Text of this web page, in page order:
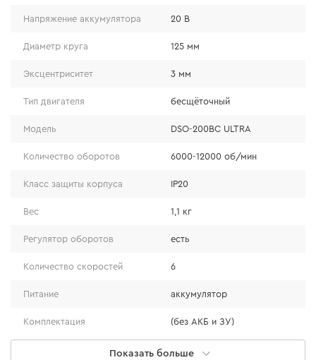
Инструмент имеет прорезиненный корпус и
удерживать его во время работы.
Быстрая остановка двигателя уберегает
повреждения.
Напряжение аккумулятора 20 В
Диаметр круга 125 мм
Эксцентриситет 3 мм
Тип двигателя бесщёточный
Модель DSO-200BC ULTRA
Количество оборотов 6000-12000 об/мин
Класс защиты корпуса IP20
Вес 1,1 кг
Регулятор оборотов есть
Количество скоростей 6
Питание аккумулятор
Комплектация (без АКБ и ЗУ)
Адаптер для пылесосаПоказать больше